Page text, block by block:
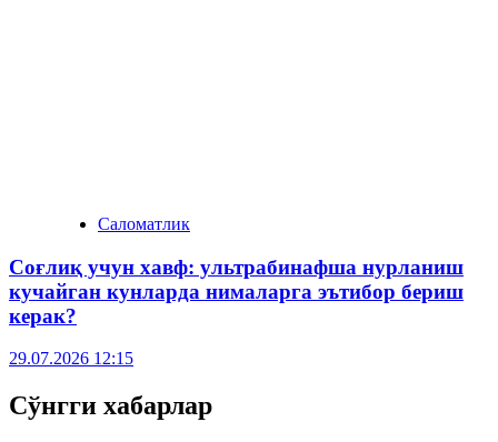
Саломатлик
Соғлиқ учун хавф: ультрабинафша нурланиш
кучайган кунларда нималарга эътибор бериш
керак?
29.07.2026 12:15
Сўнгги хабарлар